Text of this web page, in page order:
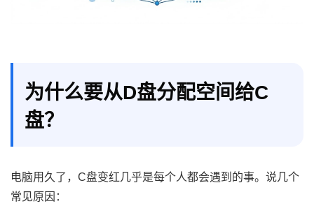
为什么要从D盘分配空间给C
盘？
电脑用久了，C盘变红几乎是每个人都会遇到的事。说几个
常见原因：